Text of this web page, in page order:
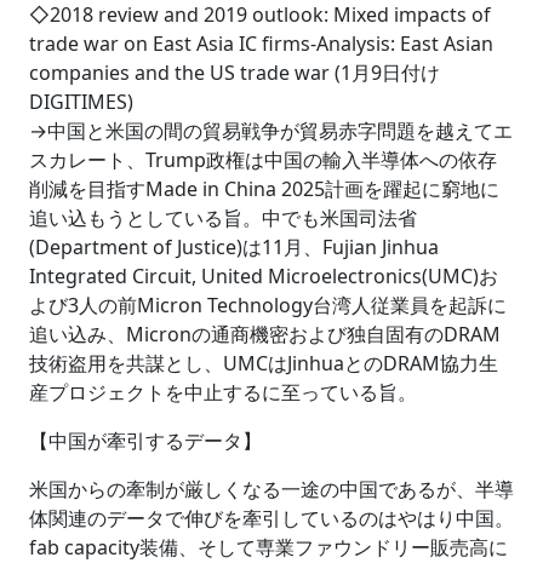
◇2018 review and 2019 outlook: Mixed impacts of
trade war on East Asia IC firms-Analysis: East Asian
companies and the US trade war (1月9日付け
DIGITIMES)
→中国と米国の間の貿易戦争が貿易赤字問題を越えてエ
スカレート、Trump政権は中国の輸入半導体への依存
削減を目指すMade in China 2025計画を躍起に窮地に
追い込もうとしている旨。中でも米国司法省
(Department of Justice)は11月、Fujian Jinhua
Integrated Circuit, United Microelectronics(UMC)お
よび3人の前Micron Technology台湾人従業員を起訴に
追い込み、Micronの通商機密および独自固有のDRAM
技術盗用を共謀とし、UMCはJinhuaとのDRAM協力生
産プロジェクトを中止するに至っている旨。
【中国が牽引するデータ】
米国からの牽制が厳しくなる一途の中国であるが、半導
体関連のデータで伸びを牽引しているのはやはり中国。
fab capacity装備、そして専業ファウンドリー販売高に